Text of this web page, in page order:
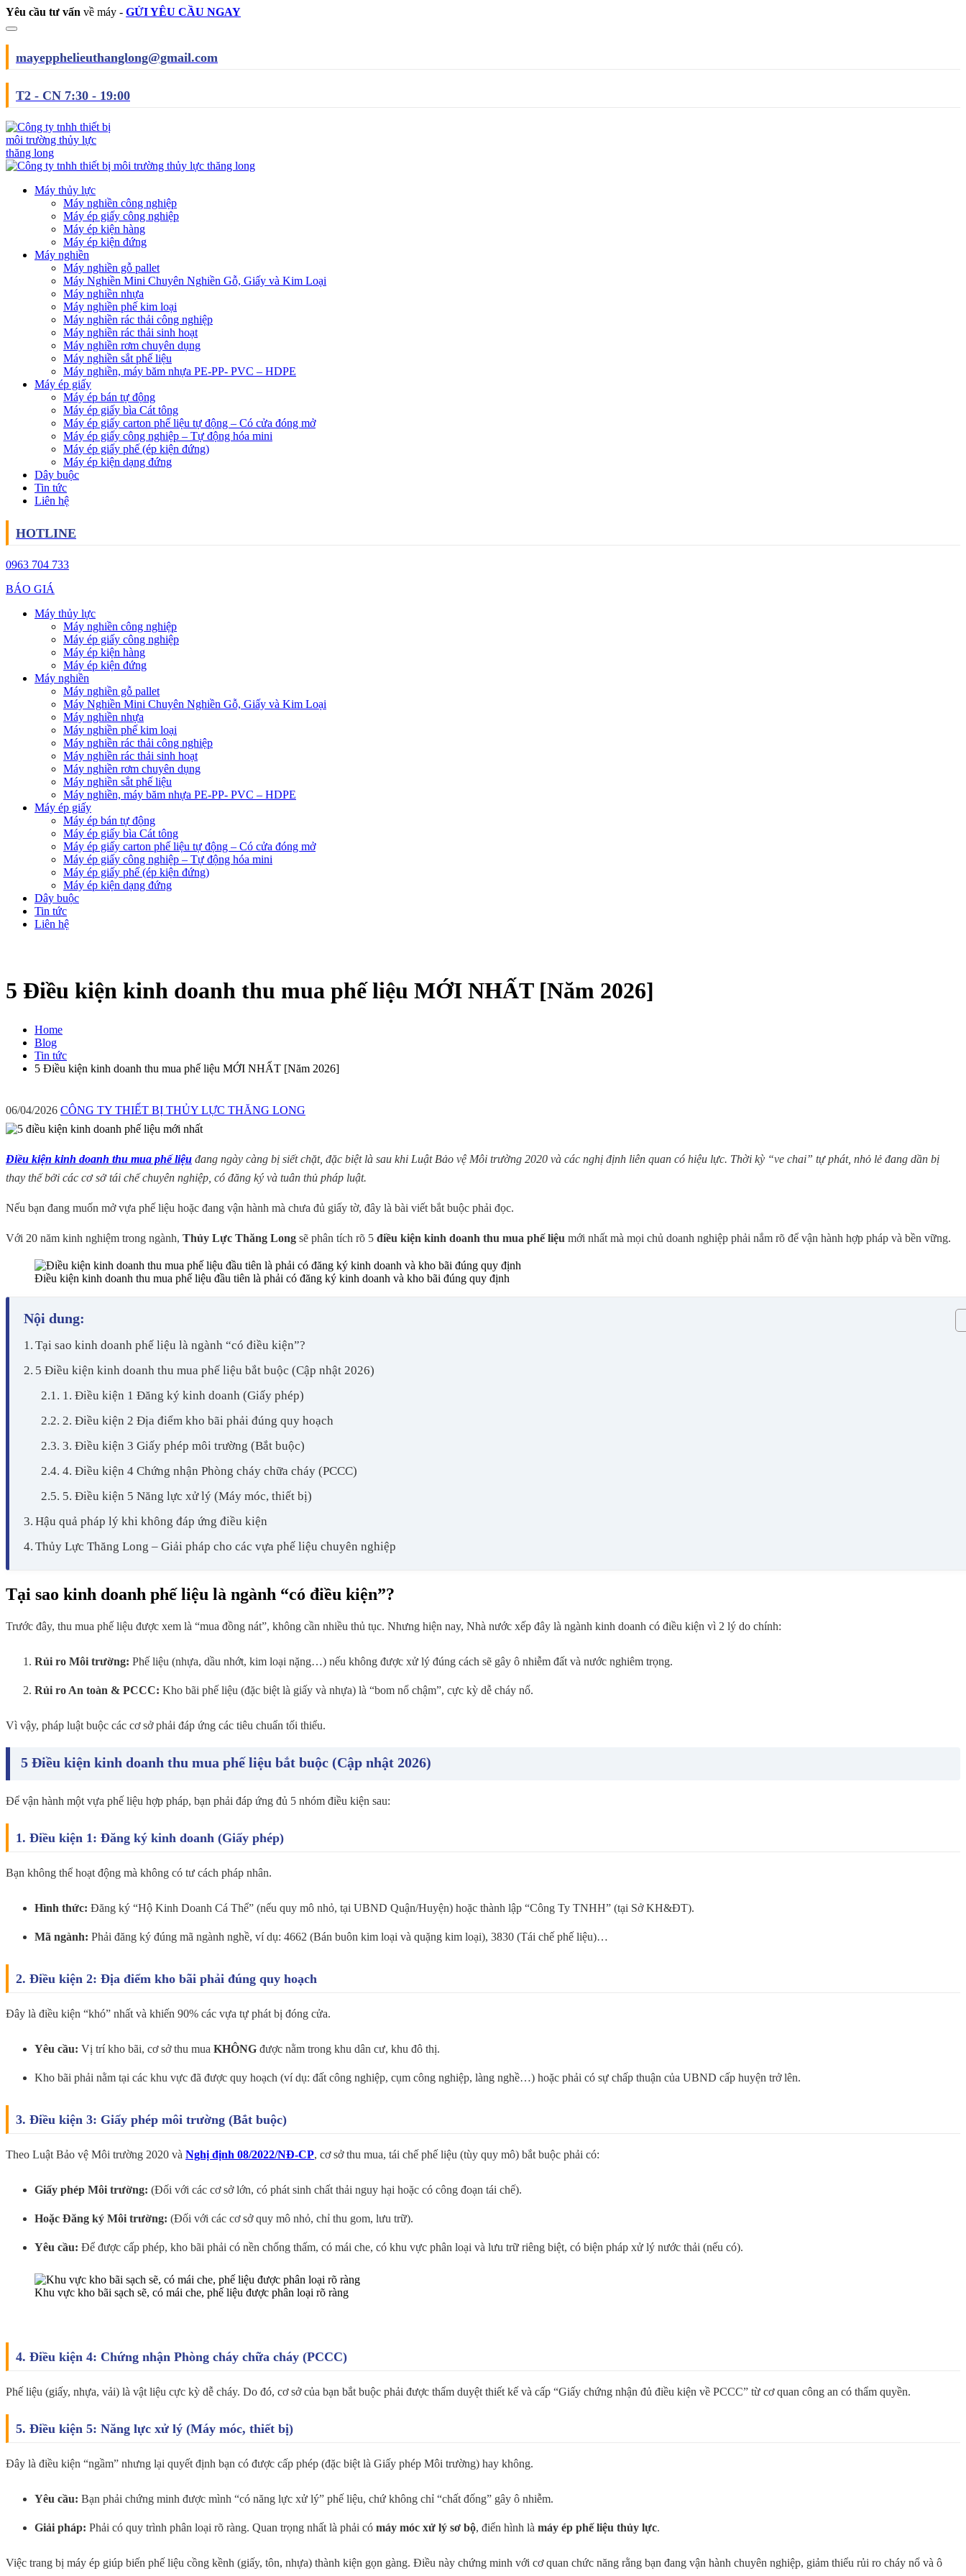
Yêu cầu tư vấn về máy - GỬI YÊU CẦU NGAY
mayepphelieuthanglong@gmail.com
T2 - CN 7:30 - 19:00
Máy thủy lực
Máy nghiền công nghiệp
Máy ép giấy công nghiệp
Máy ép kiện hàng
Máy ép kiện đứng
Máy nghiền
Máy nghiền gỗ pallet
Máy Nghiền Mini Chuyên Nghiền Gỗ, Giấy và Kim Loại
Máy nghiền nhựa
Máy nghiền phế kim loại
Máy nghiền rác thải công nghiệp
Máy nghiền rác thải sinh hoạt
Máy nghiền rơm chuyên dụng
Máy nghiền sắt phế liệu
Máy nghiền, máy băm nhựa PE-PP- PVC – HDPE
Máy ép giấy
Máy ép bán tự động
Máy ép giấy bìa Cát tông
Máy ép giấy carton phế liệu tự động – Có cửa đóng mở
Máy ép giấy công nghiệp – Tự động hóa mini
Máy ép giấy phế (ép kiện đứng)
Máy ép kiện dạng đứng
Dây buộc
Tin tức
Liên hệ
HOTLINE
0963 704 733
BÁO GIÁ
Máy thủy lực
Máy nghiền công nghiệp
Máy ép giấy công nghiệp
Máy ép kiện hàng
Máy ép kiện đứng
Máy nghiền
Máy nghiền gỗ pallet
Máy Nghiền Mini Chuyên Nghiền Gỗ, Giấy và Kim Loại
Máy nghiền nhựa
Máy nghiền phế kim loại
Máy nghiền rác thải công nghiệp
Máy nghiền rác thải sinh hoạt
Máy nghiền rơm chuyên dụng
Máy nghiền sắt phế liệu
Máy nghiền, máy băm nhựa PE-PP- PVC – HDPE
Máy ép giấy
Máy ép bán tự động
Máy ép giấy bìa Cát tông
Máy ép giấy carton phế liệu tự động – Có cửa đóng mở
Máy ép giấy công nghiệp – Tự động hóa mini
Máy ép giấy phế (ép kiện đứng)
Máy ép kiện dạng đứng
Dây buộc
Tin tức
Liên hệ
5 Điều kiện kinh doanh thu mua phế liệu MỚI NHẤT [Năm 2026]
Home
Blog
Tin tức
5 Điều kiện kinh doanh thu mua phế liệu MỚI NHẤT [Năm 2026]
06/04/2026 CÔNG TY THIẾT BỊ THỦY LỰC THĂNG LONG
Điều kiện kinh doanh thu mua phế liệu đang ngày càng bị siết chặt, đặc biệt là sau khi Luật Bảo vệ Môi trường 2020 và các nghị định liên quan có hiệu lực. Thời kỳ “ve chai” tự phát, nhỏ lẻ đang dần bị
thay thế bởi các cơ sở tái chế chuyên nghiệp, có đăng ký và tuân thủ pháp luật.
Nếu bạn đang muốn mở vựa phế liệu hoặc đang vận hành mà chưa đủ giấy tờ, đây là bài viết bắt buộc phải đọc.
Với 20 năm kinh nghiệm trong ngành, Thủy Lực Thăng Long sẽ phân tích rõ 5 điều kiện kinh doanh thu mua phế liệu mới nhất mà mọi chủ doanh nghiệp phải nắm rõ để vận hành hợp pháp và bền vững.
Điều kiện kinh doanh thu mua phế liệu đầu tiên là phải có đăng ký kinh doanh và kho bãi đúng quy định
Nội dung:
Tại sao kinh doanh phế liệu là ngành “có điều kiện”?
5 Điều kiện kinh doanh thu mua phế liệu bắt buộc (Cập nhật 2026)
1. Điều kiện 1 Đăng ký kinh doanh (Giấy phép)
2. Điều kiện 2 Địa điểm kho bãi phải đúng quy hoạch
3. Điều kiện 3 Giấy phép môi trường (Bắt buộc)
4. Điều kiện 4 Chứng nhận Phòng cháy chữa cháy (PCCC)
5. Điều kiện 5 Năng lực xử lý (Máy móc, thiết bị)
Hậu quả pháp lý khi không đáp ứng điều kiện
Thủy Lực Thăng Long – Giải pháp cho các vựa phế liệu chuyên nghiệp
Tại sao kinh doanh phế liệu là ngành “có điều kiện”?
Trước đây, thu mua phế liệu được xem là “mua đồng nát”, không cần nhiều thủ tục. Nhưng hiện nay, Nhà nước xếp đây là ngành kinh doanh có điều kiện vì 2 lý do chính:
Rủi ro Môi trường: Phế liệu (nhựa, dầu nhớt, kim loại nặng…) nếu không được xử lý đúng cách sẽ gây ô nhiễm đất và nước nghiêm trọng.
Rủi ro An toàn & PCCC: Kho bãi phế liệu (đặc biệt là giấy và nhựa) là “bom nổ chậm”, cực kỳ dễ cháy nổ.
Vì vậy, pháp luật buộc các cơ sở phải đáp ứng các tiêu chuẩn tối thiểu.
5 Điều kiện kinh doanh thu mua phế liệu bắt buộc (Cập nhật 2026)
Để vận hành một vựa phế liệu hợp pháp, bạn phải đáp ứng đủ 5 nhóm điều kiện sau:
1. Điều kiện 1: Đăng ký kinh doanh (Giấy phép)
Bạn không thể hoạt động mà không có tư cách pháp nhân.
Hình thức: Đăng ký “Hộ Kinh Doanh Cá Thể” (nếu quy mô nhỏ, tại UBND Quận/Huyện) hoặc thành lập “Công Ty TNHH” (tại Sở KH&ĐT).
Mã ngành: Phải đăng ký đúng mã ngành nghề, ví dụ: 4662 (Bán buôn kim loại và quặng kim loại), 3830 (Tái chế phế liệu)…
2. Điều kiện 2: Địa điểm kho bãi phải đúng quy hoạch
Đây là điều kiện “khó” nhất và khiến 90% các vựa tự phát bị đóng cửa.
Yêu cầu: Vị trí kho bãi, cơ sở thu mua KHÔNG được nằm trong khu dân cư, khu đô thị.
Kho bãi phải nằm tại các khu vực đã được quy hoạch (ví dụ: đất công nghiệp, cụm công nghiệp, làng nghề…) hoặc phải có sự chấp thuận của UBND cấp huyện trở lên.
3. Điều kiện 3: Giấy phép môi trường (Bắt buộc)
Theo Luật Bảo vệ Môi trường 2020 và Nghị định 08/2022/NĐ-CP, cơ sở thu mua, tái chế phế liệu (tùy quy mô) bắt buộc phải có:
Giấy phép Môi trường: (Đối với các cơ sở lớn, có phát sinh chất thải nguy hại hoặc có công đoạn tái chế).
Hoặc Đăng ký Môi trường: (Đối với các cơ sở quy mô nhỏ, chỉ thu gom, lưu trữ).
Yêu cầu: Để được cấp phép, kho bãi phải có nền chống thấm, có mái che, có khu vực phân loại và lưu trữ riêng biệt, có biện pháp xử lý nước thải (nếu có).
Khu vực kho bãi sạch sẽ, có mái che, phế liệu được phân loại rõ ràng
4. Điều kiện 4: Chứng nhận Phòng cháy chữa cháy (PCCC)
Phế liệu (giấy, nhựa, vải) là vật liệu cực kỳ dễ cháy. Do đó, cơ sở của bạn bắt buộc phải được thẩm duyệt thiết kế và cấp “Giấy chứng nhận đủ điều kiện về PCCC” từ cơ quan công an có thẩm quyền.
5. Điều kiện 5: Năng lực xử lý (Máy móc, thiết bị)
Đây là điều kiện “ngầm” nhưng lại quyết định bạn có được cấp phép (đặc biệt là Giấy phép Môi trường) hay không.
Yêu cầu: Bạn phải chứng minh được mình “có năng lực xử lý” phế liệu, chứ không chỉ “chất đống” gây ô nhiễm.
Giải pháp: Phải có quy trình phân loại rõ ràng. Quan trọng nhất là phải có máy móc xử lý sơ bộ, điển hình là máy ép phế liệu thủy lực.
Việc trang bị máy ép giúp biến phế liệu cồng kềnh (giấy, tôn, nhựa) thành kiện gọn gàng. Điều này chứng minh với cơ quan chức năng rằng bạn đang vận hành chuyên nghiệp, giảm thiểu rủi ro cháy nổ và ô